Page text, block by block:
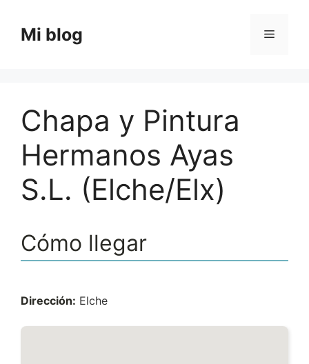
contenido
Mi blog Menú
Chapa y Pintura
Hermanos Ayas
S.L. (Elche/Elx)
Cómo llegar
Dirección: Elche